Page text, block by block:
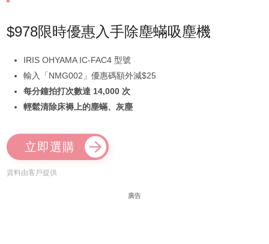
$978限時優惠入手除塵蟎吸塵機
IRIS OHYAMA IC-FAC4 型號
輸入「NMG002」優惠碼額外減$25
每分鐘拍打次數達 14,000 次
輕鬆清除床褥上的塵蟎、灰塵
立即選購
資料由客戶提供
廣告